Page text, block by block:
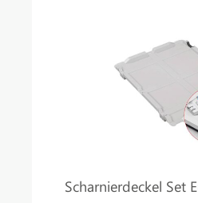
Scharnierdeckel Set